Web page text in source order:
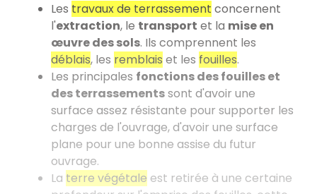
Les travaux de terrassement concernent
l'extraction, le transport et la mise en
œuvre des sols. Ils comprennent les
déblais, les remblais et les fouilles.
Les principales fonctions des fouilles et
des terrassementssont d'avoir une
surface assez résistante pour supporter les
charges de l'ouvrage, d'avoir une surface
plane pour une bonne assise du futur
ouvrage.
La terre végétale est retirée à une certaine